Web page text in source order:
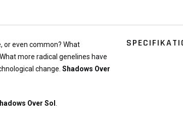
or even common? What
more radical genelines have
change. Shadows Over
Over Sol